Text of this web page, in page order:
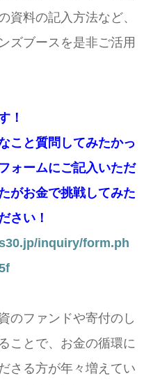
資料の記入方法など、
ズブースを是非ご活用
！
こと質問してみたかっ
ォームにご記入いただ
がお金で挑戦してみた
さい！
inquiry/form.ph
のファンドや寄付のし
ことで、お金の循環に
さる方が年々増えてい